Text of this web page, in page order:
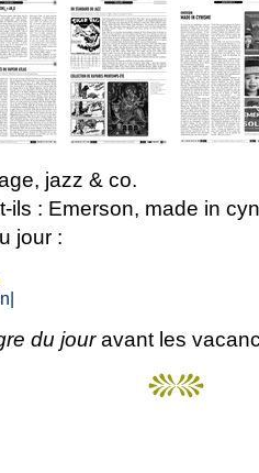
jazz & co.
ils : Emerson, made in
jour :
du jouravant les